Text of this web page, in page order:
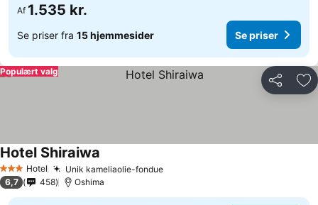
Af 1.535 kr.
Se priser fra 15 hjemmesider Se priser
Del
Populært valg
3 StjernerHotel Unik kameliaolie-fondue
Hotel Shiraiwa
6,7 458 Oshima